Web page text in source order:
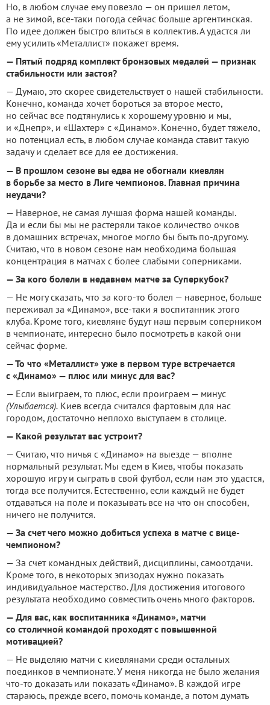
Но, в любом случае ему повезло — он пришел летом,
а не зимой, все-таки погода сейчас больше аргентинская.
По идее должен быстро влиться в коллектив. А удастся ли
ему усилить «Металлист» покажет время.
— Пятый подряд комплект бронзовых медалей — признак
стабильности или застоя?
— Думаю, это скорее свидетельствует о нашей стабильности.
Конечно, команда хочет бороться за второе место,
но сейчас все подтянулись к хорошему уровню и мы,
и «Днепр», и «Шахтер» с «Динамо». Конечно, будет тяжело,
но потенциал есть, в любом случае команда ставит такую
задачу и сделает все для ее достижения.
— В прошлом сезоне вы едва не обогнали киевлян
в борьбе за место в Лиге чемпионов. Главная причина
неудачи?
— Наверное, не самая лучшая форма нашей команды.
Да и если бы мы не растеряли такое количество очков
в домашних встречах, многое могло бы быть по-другому.
Считаю, что в новом сезоне нам необходима большая
концентрация в матчах с более слабыми соперниками.
— За кого болели в недавнем матче за Суперкубок?
— Не могу сказать, что за кого-то болел — наверное, больше
переживал за «Динамо», все-таки я воспитанник этого
клуба. Кроме того, киевляне будут наш первым соперником
в чемпионате, интересно было посмотреть в какой они
сейчас форме.
— То что «Металлист» уже в первом туре встречается
с «Динамо» — плюс или минус для вас?
— Если выиграем, то плюс, если проиграем — минус
(Улыбается). Киев всегда считался фартовым для нас
городом, достаточно неплохо выступаем в столице.
— Какой результат вас устроит?
— Считаю, что ничья с «Динамо» на выезде — вполне
нормальный результат. Мы едем в Киев, чтобы показать
хорошую игру и сыграть в свой футбол, если нам это удастся,
тогда все получится. Естественно, если каждый не будет
отдаваться на поле и показывать все на что он способен,
ничего не получится.
— За счет чего можно добиться успеха в матче с вице-
чемпионом?
— За счет командных действий, дисциплины, самоотдачи.
Кроме того, в некоторых эпизодах нужно показать
индивидуальное мастерство. Для достижения итогового
результата необходимо совместить очень много факторов.
— Для вас, как воспитанника «Динамо», матчи
со столичной командой проходят с повышенной
мотивацией?
— Не выделяю матчи с киевлянами среди остальных
поединков в чемпионате. У меня никогда не было желания
что-то доказать или показать «Динамо». В каждой игре
стараюсь, прежде всего, помочь команде, а потом думать